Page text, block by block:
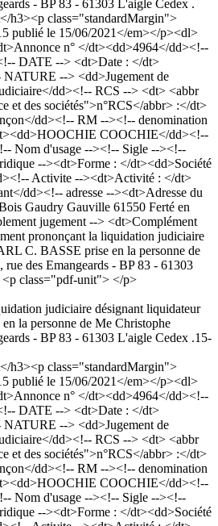
- BP 83 - 61303 L'aigle Cedex .
h3><p class="standardMargin">
publié le 15/06/2021</em></p><dl>
n° </dt><dd>4964</dd><!--
DATE --> <dt>Date : </dt>
--> <dd>Jugement de
dd><!-- RCS --> <dt> <abbr
et des sociétés">n°RCS</abbr> :</dt>
dd><!-- RM --><!-- denomination
COOCHIE</dd><!--
Nom d'usage --><!-- Sigle --><!--
--><dt>Forme : </dt><dd>Société
Activite --><dt>Activité : </dt>
dd><!-- adresse --><dt>Adresse du
Gaudry Gauville 61550 Ferté en
jugement --> <dt>Complément
prononçant la liquidation judiciaire
C. BASSE prise en la personne de
des Emangeards - BP 83 - 61303
class="pdf-unit"> </p>
judiciaire désignant liquidateur
la personne de Me Christophe
- BP 83 - 61303 L'aigle Cedex .15-
h3><p class="standardMargin">
publié le 15/06/2021</em></p><dl>
n° </dt><dd>4964</dd><!--
DATE --> <dt>Date : </dt>
--> <dd>Jugement de
dd><!-- RCS --> <dt> <abbr
et des sociétés">n°RCS</abbr> :</dt>
dd><!-- RM --><!-- denomination
COOCHIE</dd><!--
Nom d'usage --><!-- Sigle --><!--
--><dt>Forme : </dt><dd>Société